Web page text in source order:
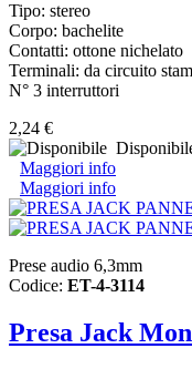
Tipo: stereo
Corpo: bachelite
Contatti: ottone nichelato
Terminali: da circuito
N° 3 interruttori
2,24 €
Maggiori info
Maggiori info
Prese audio 6,3mm
Codice: ET-4-3114
Presa Jack